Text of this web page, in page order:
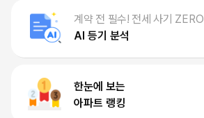
계약 전 필수! 전세 사기 ZERO
AI 등기 분석
한눈에 보는
아파트 랭킹